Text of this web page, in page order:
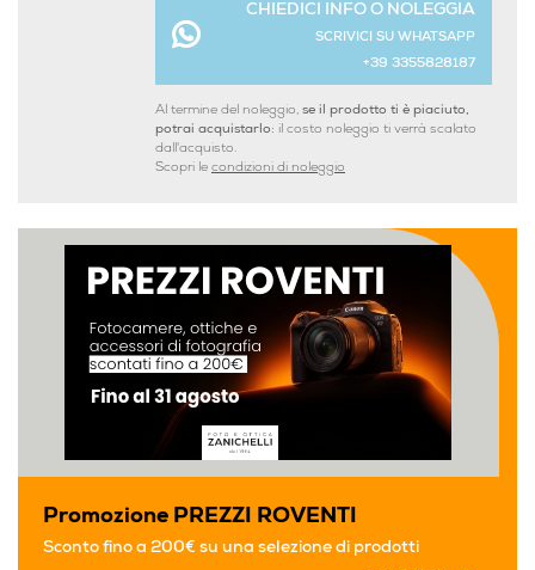
CHIEDICI INFO O NOLEGGIA
SCRIVICI SU WHATSAPP
+39 3355828187
Al termine del noleggio, se il prodotto ti è piaciuto,
potrai acquistarlo: il costo noleggio ti verrà scalato
dall'acquisto.
Scopri le condizioni di noleggio
Promozione PREZZI ROVENTI
Sconto fino a 200€ su una selezione di prodotti